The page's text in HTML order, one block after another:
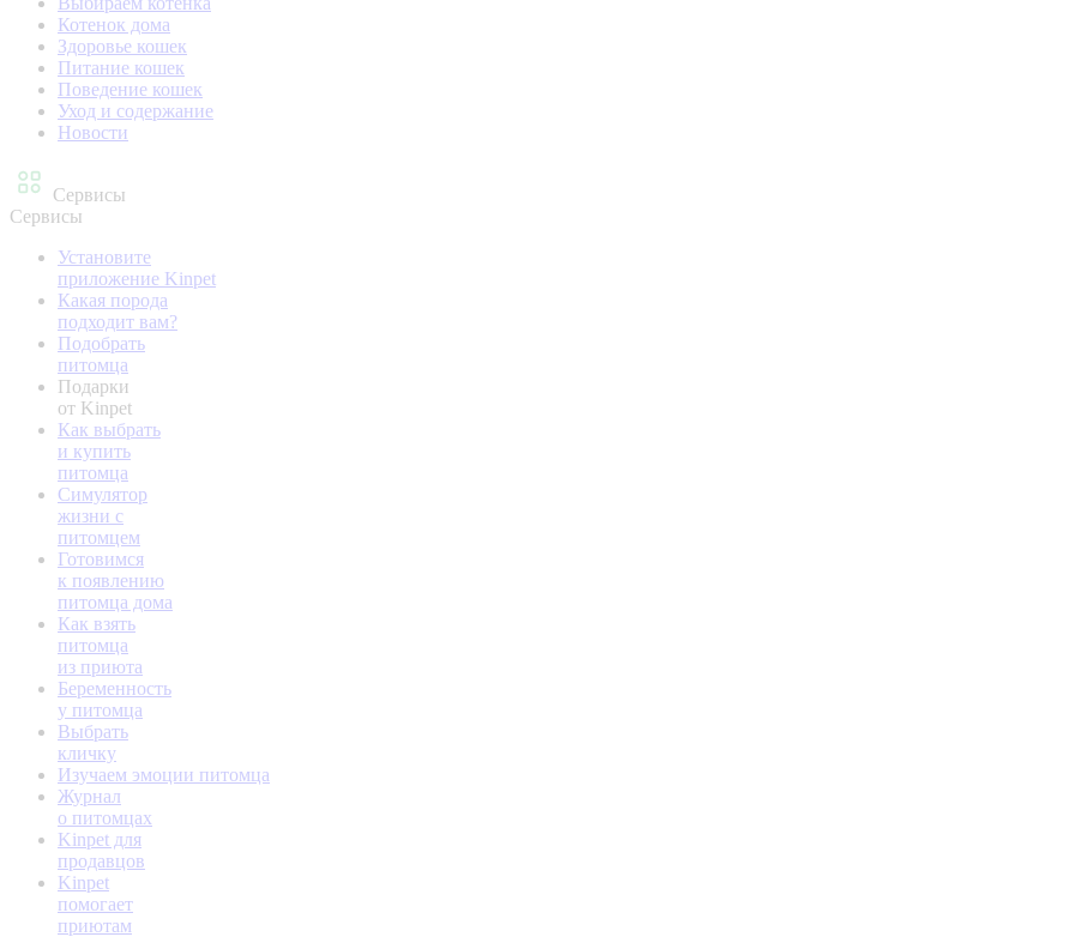
Котенок дома
Здоровье кошек
Питание кошек
Поведение кошек
Уход и содержание
Новости
Сервисы
Сервисы
Установите
приложение Kinpet
Какая порода
подходит вам?
Подобрать
питомца
Подарки
от Kinpet
Как выбрать
и купить
питомца
Симулятор
жизни с
питомцем
Готовимся
к появлению
питомца дома
Как взять
питомца
из приюта
Беременность
у питомца
Выбрать
кличку
Изучаем эмоции питомца
Журнал
о питомцах
Kinpet для
продавцов
Kinpet
помогает
приютам